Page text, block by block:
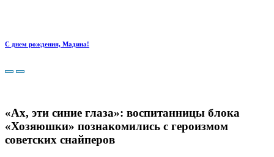
С днем рождения, Мадина!
«Ах, эти синие глаза»: воспитанницы блока
«Хозяюшки» познакомились с героизмом
советских снайперов